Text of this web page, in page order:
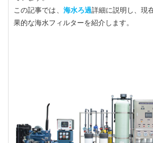
この記事では、 海水ろ過詳細に説明し、現
果的な海水フィルターを紹介します。